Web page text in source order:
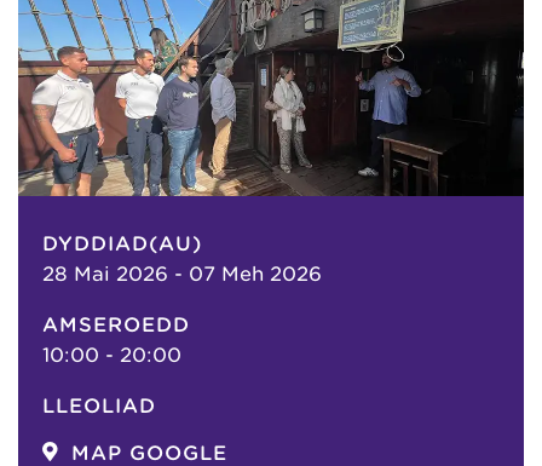
DYDDIAD(AU)
28 Mai 2026 - 07 Meh 2026
AMSEROEDD
10:00 - 20:00
LLEOLIAD
MAP GOOGLE